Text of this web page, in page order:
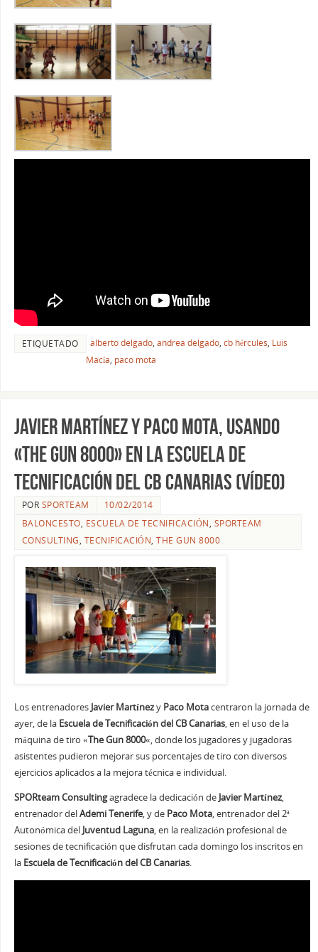
ETIQUETADO alberto delgado, andrea delgado, cb hércules, Luis
Macía, paco mota
Javier Martínez y Paco Mota, usando
«The Gun 8000» en la Escuela de
Tecnificación del CB Canarias (vídeo)
POR SPORTEAM
10/02/2014
BALONCESTO, ESCUELA DE TECNIFICACIÓN, SPORTEAM
CONSULTING, TECNIFICACIÓN,THE GUN 8000
Los entrenadores Javier MartínezyPaco Motacentraron la jornada de
ayer, de la Escuela de Tecnificación del CB Canarias, en el uso de la
máquina de tiro «The Gun 8000«, donde los jugadores y jugadoras
asistentes pudieron mejorar sus porcentajes de tiro con diversos
ejercicios aplicados a la mejora técnica e individual.
SPORteam Consultingagradece la dedicación de Javier Martínez,
entrenador delAdemi Tenerife, y de Paco Mota, entrenador del 2ª
Autonómica del Juventud Laguna, en la realización profesional de
sesiones de tecnificación que disfrutan cada domingo los inscritos en
la Escuela de Tecnificación del CB Canarias.